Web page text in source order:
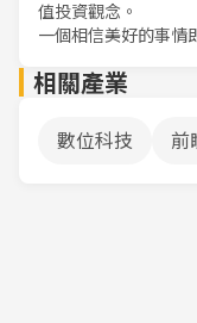
值投資觀念。
一個相信美好的事情
相關產業
數位科技 前